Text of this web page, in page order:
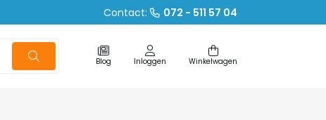
Contact: 072 - 511 57 04
Blog Inloggen Winkelwagen